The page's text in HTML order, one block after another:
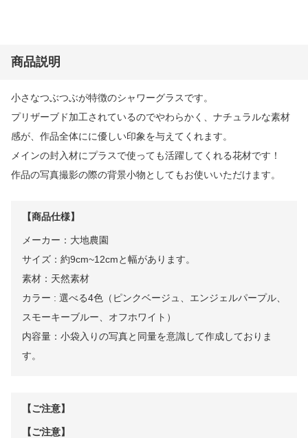
商品説明
小さなつぶつぶが特徴のシャワーグラスです。
プリザーブド加工されているのでやわらかく、ナチュラルな素材
感が、作品全体にに優しい印象を与えてくれます。
メインの封入材にプラスで使っても活躍してくれる花材です！
作品の写真撮影の際の背景小物としてもお使いいただけます。
【商品仕様】
メーカー：大地農園
サイズ：約9cm~12cmと幅があります。
素材：天然素材
カラー : 選べる4色（ピンクベージュ、エンジェルパープル、
スモーキーブルー、オフホワイト）
内容量：小袋入りの写真と同量を意識して作成しておりま
す。
【ご注意】
【ご注意】